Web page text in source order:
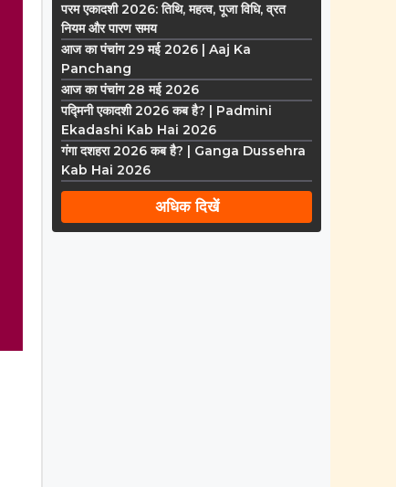
परम एकादशी 2026: तिथि, महत्व, पूजा विधि, व्रत
नियम और पारण समय
आज का पंचांग 29 मई 2026 | Aaj Ka
Panchang
आज का पंचांग 28 मई 2026
पद्मिनी एकादशी 2026 कब है? | Padmini
Ekadashi Kab Hai 2026
गंगा दशहरा 2026 कब है? | Ganga Dussehra
Kab Hai 2026
अधिक दिखें